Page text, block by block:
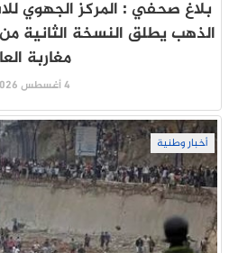
بلاغ صحفي : المركز الجهوي
الذهب يطلق النسخة الثانية من
مغاربة
4 أغسطس 2026
أخبار وطنية